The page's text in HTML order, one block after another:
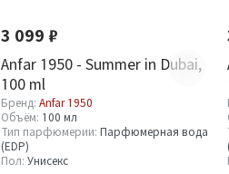
3 099 ₽
Anfar 1950 - Summer in Dubai,
100 ml
Бренд: Anfar 1950
Объём: 100 мл
Тип парфюмерии: Парфюмерная вода
(EDP)
Пол: Унисекс